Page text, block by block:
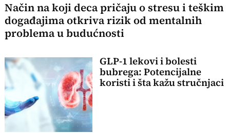
Način na koji deca pričaju o stresu i teškim
događajima otkriva rizik od mentalnih
problema u budućnosti
GLP-1 lekovi i bolesti
bubrega: Potencijalne
koristi i šta kažu stručnjaci